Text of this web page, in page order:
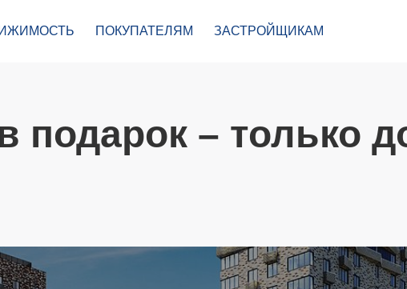
ПОКУПАТЕЛЯМ ЗАСТРОЙЩИКАМ
подарок – только